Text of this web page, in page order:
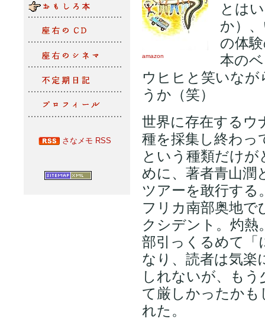
amazon
とは
か）
の体
本の
ウヒヒと笑いな
うか（笑）
世界に存在するウ
種を採集し終わっ
という種類だけ
めに、著者青山潤
ツアーを敢行する
フリカ南部奥地で
クシデント。灼熱
部引っくるめて「
なり、読者は気楽
しれないが、も
て厳しかったか
れた。
さなメモ RSS